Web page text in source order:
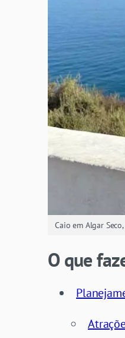
Caio em Algar
O que